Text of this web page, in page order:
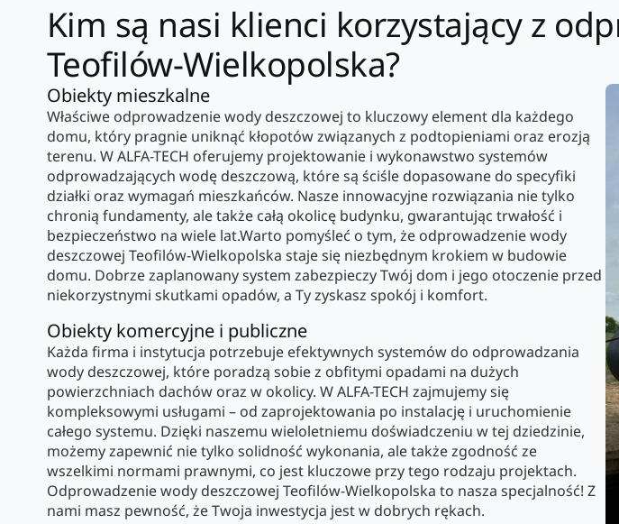
Kim są nasi klienci korzystający z
Teofilów-Wielkopolska?
Obiekty mieszkalne
Właściwe odprowadzenie wody deszczowej to kluczowy element dla każdego
domu, który pragnie uniknąć kłopotów związanych z podtopieniami oraz erozją
terenu. W ALFA-TECH oferujemy projektowanie i wykonawstwo systemów
odprowadzających wodę deszczową, które są ściśle dopasowane do specyfiki
działki oraz wymagań mieszkańców. Nasze innowacyjne rozwiązania nie tylko
chronią fundamenty, ale także całą okolicę budynku, gwarantując trwałość i
bezpieczeństwo na wiele lat.Warto pomyśleć o tym, że odprowadzenie wody
deszczowej Teofilów-Wielkopolska staje się niezbędnym krokiem w budowie
domu. Dobrze zaplanowany system zabezpieczy Twój dom i jego otoczenie przed
niekorzystnymi skutkami opadów, a Ty zyskasz spokój i komfort.
Obiekty komercyjne i publiczne
Każda firma i instytucja potrzebuje efektywnych systemów do odprowadzania
wody deszczowej, które poradzą sobie z obfitymi opadami na dużych
powierzchniach dachów oraz w okolicy. W ALFA-TECH zajmujemy się
kompleksowymi usługami – od zaprojektowania po instalację i uruchomienie
całego systemu. Dzięki naszemu wieloletniemu doświadczeniu w tej dziedzinie,
możemy zapewnić nie tylko solidność wykonania, ale także zgodność ze
wszelkimi normami prawnymi, co jest kluczowe przy tego rodzaju projektach.
Odprowadzenie wody deszczowej Teofilów-Wielkopolska to nasza specjalność! Z
nami masz pewność, że Twoja inwestycja jest w dobrych rękach.